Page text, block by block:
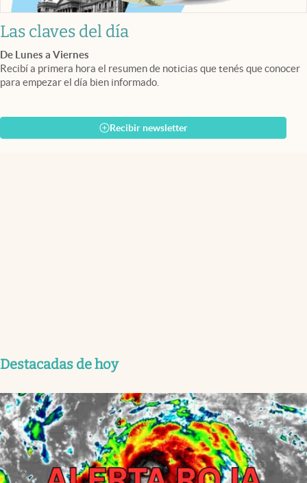
Las claves del día
De Lunes a Viernes
Recibí a primera hora el resumen de noticias que tenés que conocer
para empezar el día bien informado.
Recibir newsletter
Destacadas de hoy